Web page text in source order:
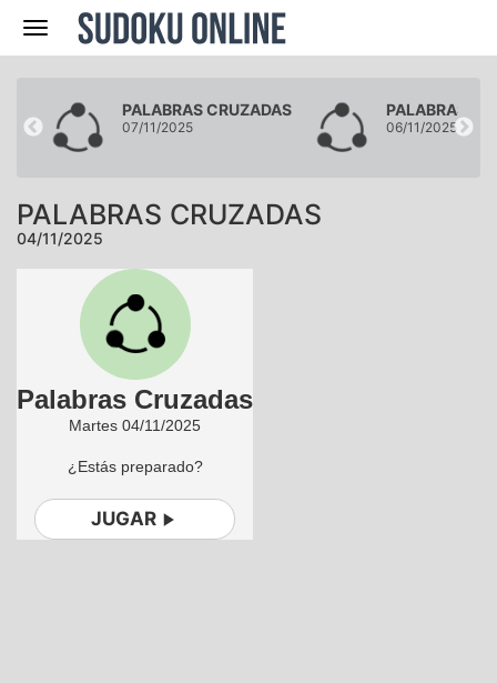
Navegación
PALABRAS CRUZADAS
07/11/2025
PALABRAS
06/11/2025
PALABRAS CRUZADAS
04/11/2025
Palabras Cruzadas
Martes 04/11/2025
¿Estás preparado?
JUGAR